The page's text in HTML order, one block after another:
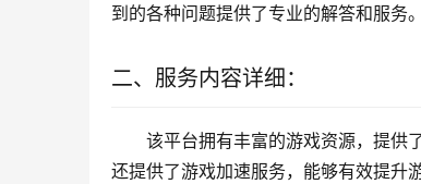
到的各种问题提供了专业的解答和服务。
二、服务内容详细：
该平台拥有丰富的游戏资源，提供
还提供了游戏加速服务，能够有效提升